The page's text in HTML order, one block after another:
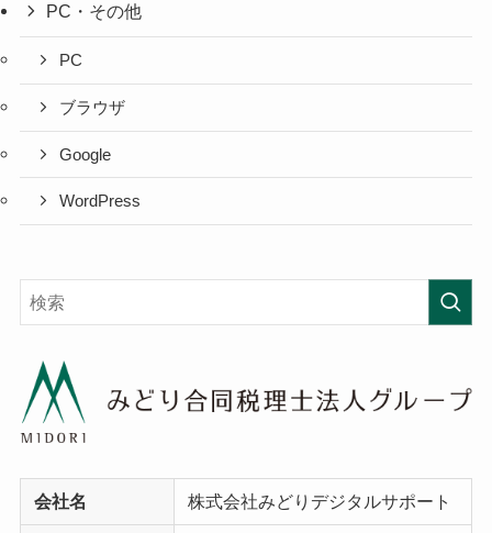
PC・その他
PC
ブラウザ
Google
WordPress
会社名 株式会社みどりデジタルサポート